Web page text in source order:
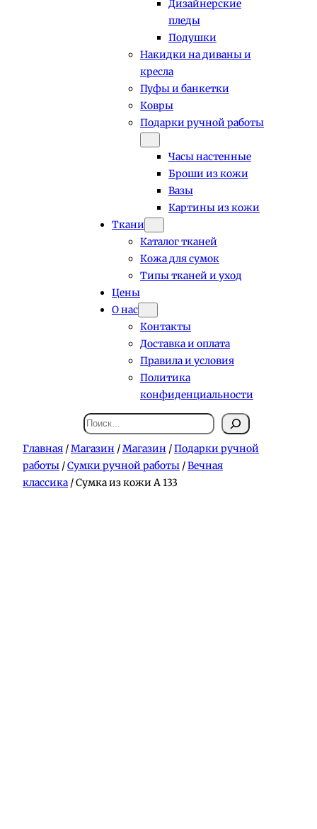
Дизайнерские
пледы
Подушки
Накидки на диваны и
кресла
Пуфы и банкетки
Ковры
Подарки ручной работы
Часы настенные
Броши из кожи
Вазы
Картины из кожи
Ткани
Каталог тканей
Кожа для сумок
Типы тканей и уход
Цены
О нас
Контакты
Доставка и оплата
Правила и условия
Политика
конфиденциальности
Поиск
Главная /Магазин /Магазин /Подарки ручной
работы /Сумки ручной работы /Вечная
классика / Сумка из кожи А 133